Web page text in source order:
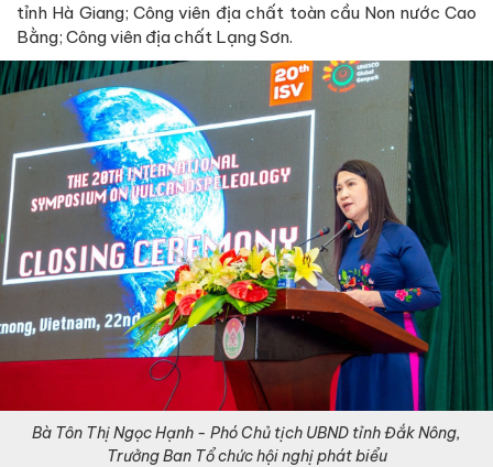
tỉnh Hà Giang; Công viên địa chất toàn cầu Non nước Cao
Bằng; Công viên địa chất Lạng Sơn.
Bà Tôn Thị Ngọc Hạnh - Phó Chủ tịch UBND tỉnh Đắk Nông,
Trưởng Ban Tổ chức hội nghị phát biểu